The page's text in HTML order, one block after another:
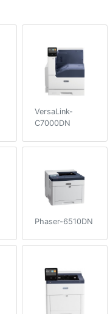
VersaLink-
C7000DN
Phaser-6510DN